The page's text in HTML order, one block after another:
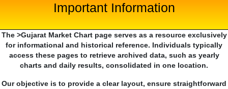
Important Information
The >Gujarat Market Chart page serves as a resource exclusively
for informational and historical reference. Individuals typically
access these pages to retrieve archived data, such as yearly
charts and daily results, consolidated in one location.
Our objective is to provide a clear layout, ensure straightforward